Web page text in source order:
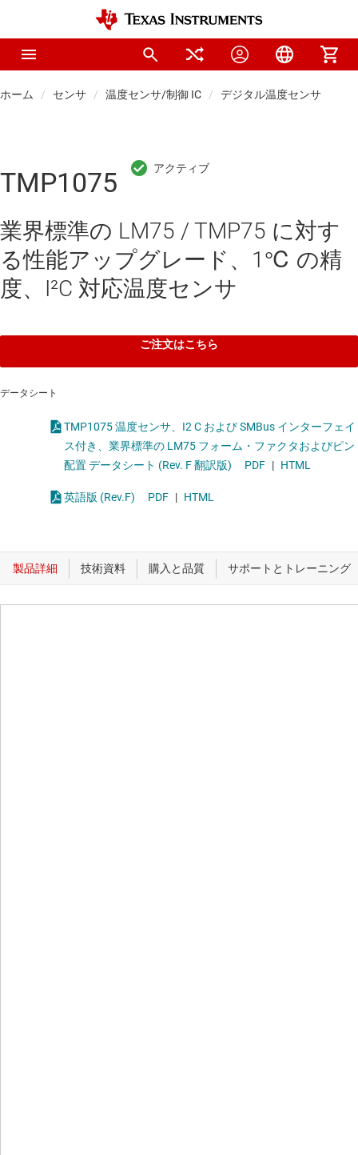
ホーム センサ 温度センサ/制御 IC デジタル温度センサ
TMP1075
業界標準の LM75 / TMP75 に対す
る性能アップグレード、1℃ の精
度、I²C 対応温度センサ
ご注文はこちら
データシート
TMP1075 温度センサ、I2 C および SMBus インターフェイ
ス付き、業界標準の LM75 フォーム・ファクタおよびピン
配置 データシート (Rev. F 翻訳版)
PDF | HTML
英語版 (Rev.F) PDF | HTML